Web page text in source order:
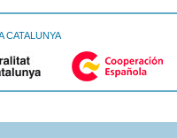
CATALUNYA